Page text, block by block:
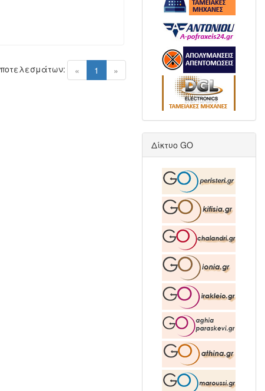
« 1 (current)
»
Δίκτυο GO